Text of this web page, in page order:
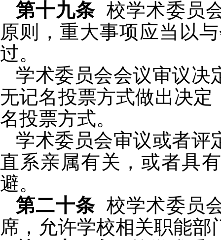
第十九条 校学术委员
原则，重大事项应当以
过。
学术委员会会议审议决
无记名投票方式做出决
名投票方式。
学术委员会审议或者评
直系亲属有关，或者具
避。
第二十条 校学术委员
席，允许学校相关职能